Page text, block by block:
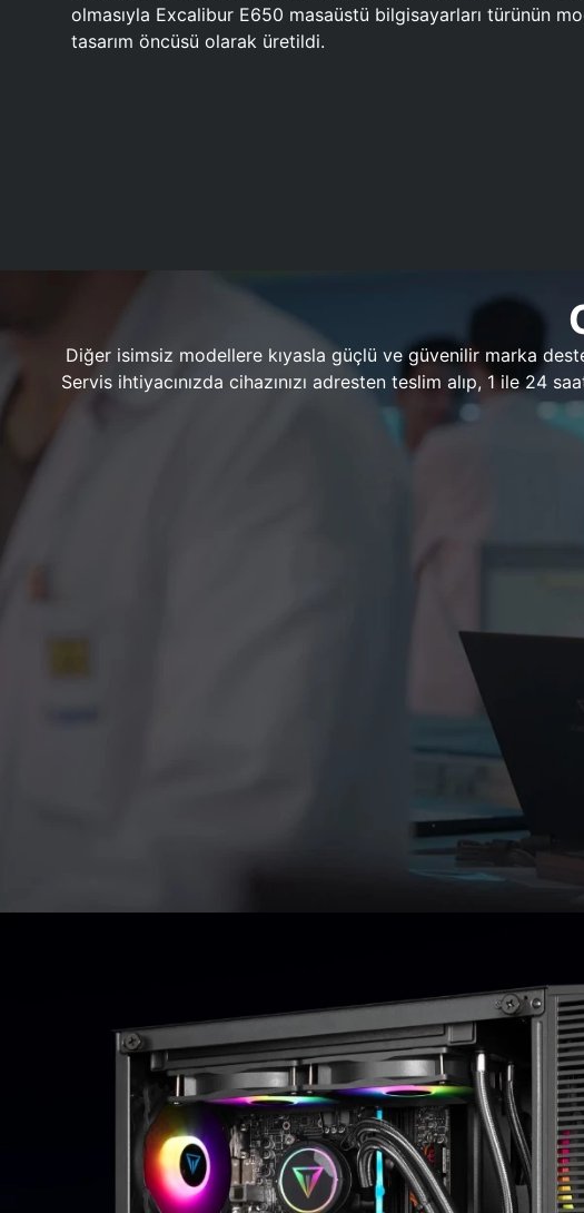
olmasıyla Excalibur E650 masaüstü bilgisayarları türünün
tasarım öncüsü olarak üretildi.
Diğer isimsiz modellere kıyasla güçlü ve güvenilir marka
Servis ihtiyacınızda cihazınızı adresten teslim alıp, 1 ile 24